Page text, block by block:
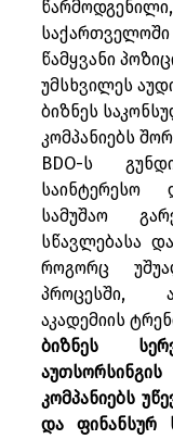
წამყვანი
უმსხვილეს
ბიზნეს
კომპანიებს
BDO-ს
სამუშაო
სწავლებასა
როგორც
პროცესში,
აკადემიის
ბიზნეს
კომპანიებს
და ფინანსურ